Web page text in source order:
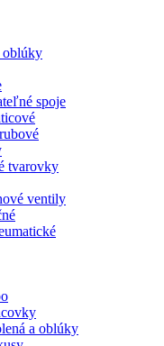
oblúky
spoje
tvarovky
ventily
a oblúky